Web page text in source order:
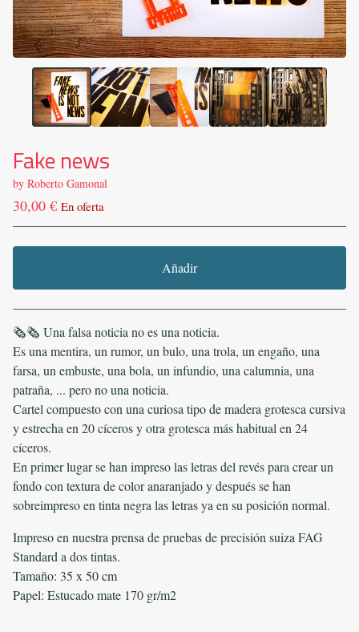
Fake news
by Roberto Gamonal
30,00 € En oferta
Añadir
Ver carrito
🗞️🗞️ Una falsa noticia no es una noticia.
Es una mentira, un rumor, un bulo, una trola, un engaño, una
farsa, un embuste, una bola, un infundio, una calumnia, una
patraña, ... pero no una noticia.
Cartel compuesto con una curiosa tipo de madera grotesca cursiva
y estrecha en 20 cíceros y otra grotesca más habitual en 24
cíceros.
En primer lugar se han impreso las letras del revés para crear un
fondo con textura de color anaranjado y después se han
sobreimpreso en tinta negra las letras ya en su posición normal.
Impreso en nuestra prensa de pruebas de precisión suiza FAG
Standard a dos tintas.
Tamaño: 35 x 50 cm
Papel: Estucado mate 170 gr/m2